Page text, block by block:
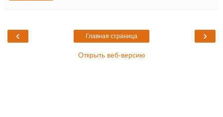
‹ ›
Главная страница
Открыть веб-версию